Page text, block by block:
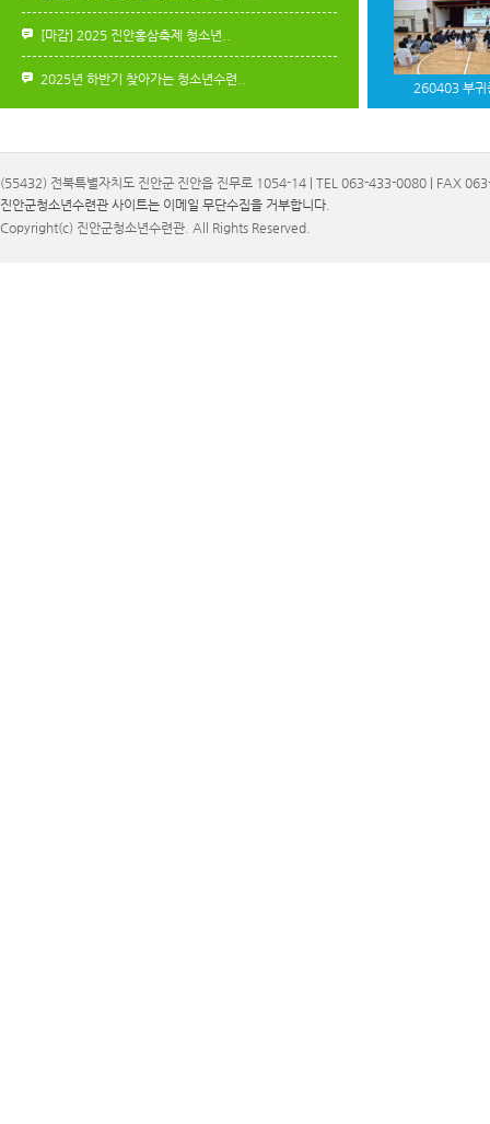
[마감] 2025 진안홍삼축제 청소년..
2025년 하반기 찾아가는 청소년수련..
260403 부귀
(55432) 전북특별자치도 진안군 진안읍 진무로 1054-14 | TEL 063-433-0080 | FAX
진안군청소년수련관 사이트는 이메일 무단수집을 거부합니다.
Copyright(c) 진안군청소년수련관. All Rights Reserved.